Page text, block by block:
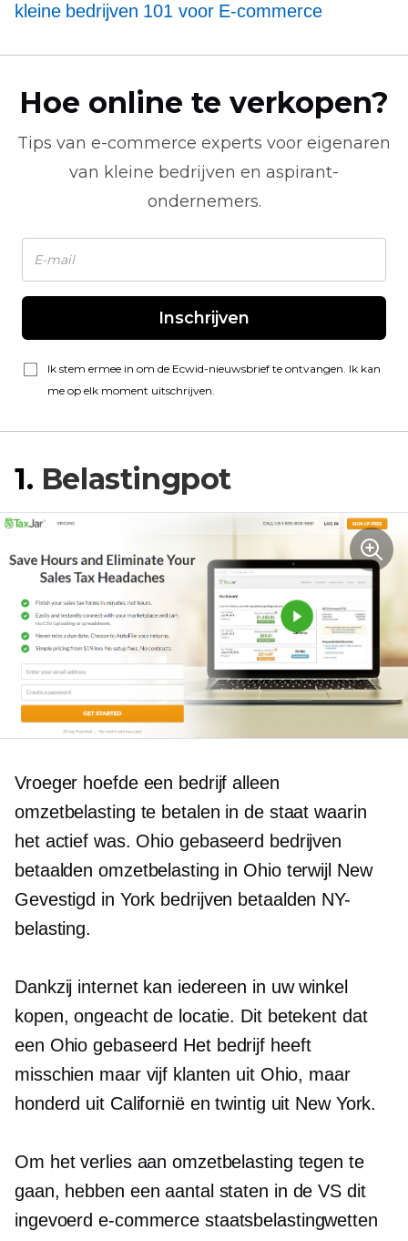
kleine bedrijven 101 voor E-commerce
Hoe online te verkopen?
Tips van e-commerce experts voor eigenaren
van kleine bedrijven en aspirant-
ondernemers.
Inschrijven
Ik stem ermee in om de Ecwid-nieuwsbrief te ontvangen. Ik kan
me op elk moment uitschrijven.
1. Belastingpot
Vroeger hoefde een bedrijf alleen
omzetbelasting te betalen in de staat waarin
het actief was. Ohio gebaseerd bedrijven
betaalden omzetbelasting in Ohio terwijl New
Gevestigd in York bedrijven betaalden NY-
belasting.
Dankzij internet kan iedereen in uw winkel
kopen, ongeacht de locatie. Dit betekent dat
een Ohio gebaseerd Het bedrijf heeft
misschien maar vijf klanten uit Ohio, maar
honderd uit Californië en twintig uit New York.
Om het verlies aan omzetbelasting tegen te
gaan, hebben een aantal staten in de VS dit
ingevoerde-commerce staatsbelastingwetten